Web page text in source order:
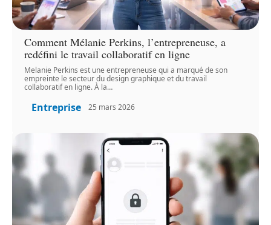
Comment Mélanie Perkins, l’entrepreneuse, a
redéfini le travail collaboratif en ligne
Melanie Perkins est une entrepreneuse qui a marqué de son
empreinte le secteur du design graphique et du travail
collaboratif en ligne. À la…
Entreprise 25 mars 2026